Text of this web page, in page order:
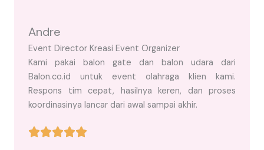
Andre
Event Director Kreasi Event Organizer
Kami pakai balon gate dan balon udara dari
Balon.co.id untuk event olahraga klien kami.
Respons tim cepat, hasilnya keren, dan proses
koordinasinya lancar dari awal sampai akhir.